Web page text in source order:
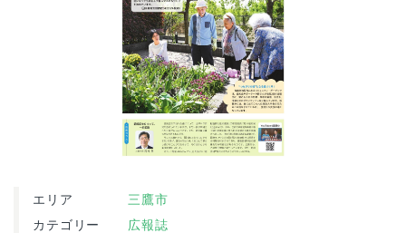
エリア 三鷹市
カテゴリー 広報誌